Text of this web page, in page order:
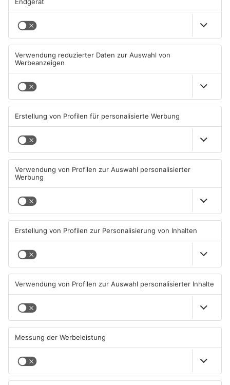
Miltenberg: Alkoholisierter
Rentner überschlägt sich bei
Autounfall
04.08.2026, 13:30 UHR IN KREIS
MILTENBERG
Zustand des Faulbacher
werden
04.08.2026, 06:33 UHR IN KREIS
MILTENBERG
Sommerliche Temperaturen
und jede Menge Live-Musik
01.08.2026, 21:20 UHR IN KREIS
Straße bei Windischbuchen
wieder frei
31.07.2026, 11:48 UHR IN KREIS